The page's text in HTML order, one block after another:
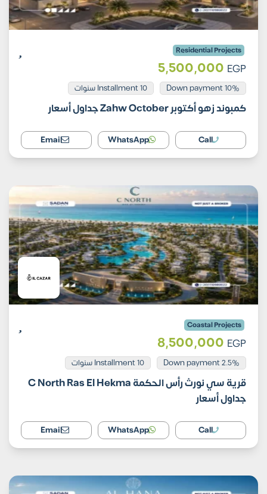
Residential Projects
5,500,000 EGP
10% Down payment Installment 10 سنوات
كمبوند زهو أكتوبر Zahw October جداول أسعار
Call
WhatsApp
Email
Coastal Projects
8,500,000 EGP
2.5% Down payment Installment 10 سنوات
قرية سي نورث رأس الحكمة C North Ras El Hekma
جداول أسعار
Call
WhatsApp
Email